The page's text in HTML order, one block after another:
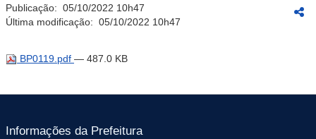
Publicação: 05/10/2022 10h47
Última modificação: 05/10/2022 10h47
BP0119.pdf — 487.0 KB
Informações da Prefeitura